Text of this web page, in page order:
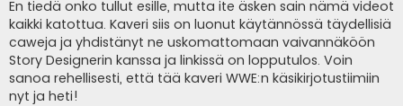
s
t
i
En tiedä onko tullut esille, mutta ite äsken sain nämä videot
kaikki katottua. Kaveri siis on luonut käytännössä täydellisiä
caweja ja yhdistänyt ne uskomattomaan vaivannäköön
Story Designerin kanssa ja linkissä on lopputulos. Voin
sanoa rehellisesti, että tää kaveri WWE:n käsikirjotustiimiin
nyt ja heti!